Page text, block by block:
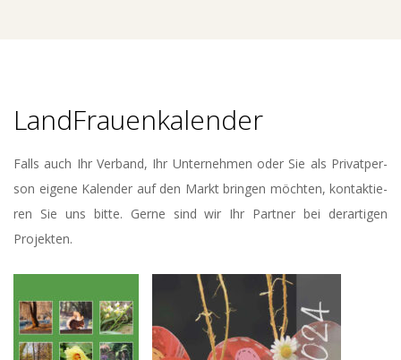
U
M
M
E
D
LandFrauenkalender
Falls auch Ihr Ver­band, Ihr Unter­neh­men oder Sie als Pri­vat­per­
son eige­ne Kalen­der auf den Markt brin­gen möch­ten, kon­tak­tie­
ren Sie uns bit­te. Ger­ne sind wir Ihr Part­ner bei der­ar­ti­gen
Projekten.